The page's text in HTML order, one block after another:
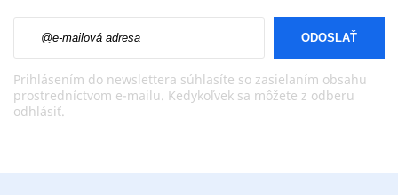
Prihlásením do newslettera súhlasíte so zasielaním obsahu
prostredníctvom e-mailu. Kedykoľvek sa môžete z odberu
odhlásiť.